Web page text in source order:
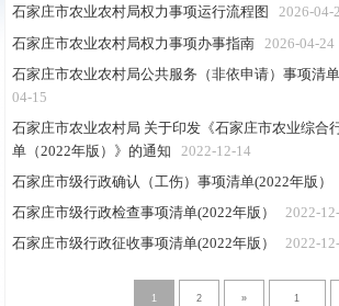
石家庄市农业农村局权力事项运行流程图
2026-04-
石家庄市农业农村局权力事项办事指南
2026-04-24
石家庄市农业农村局公共服务（非依申请）事项清单
04-15
石家庄市农业农村局 关于印发《石家庄市农业综合
单（2022年版）》的通知
2022-12-14
石家庄市级行政确认（工伤）事项清单(2022年版）
石家庄市级行政检查事项清单(2022年版）
2022-
石家庄市级行政征收事项清单(2022年版）
2022-
1 2 »